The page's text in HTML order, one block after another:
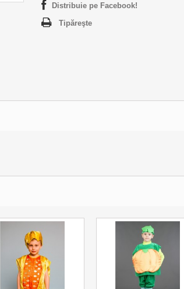
Distribuie pe Facebook!
Tipăreşte